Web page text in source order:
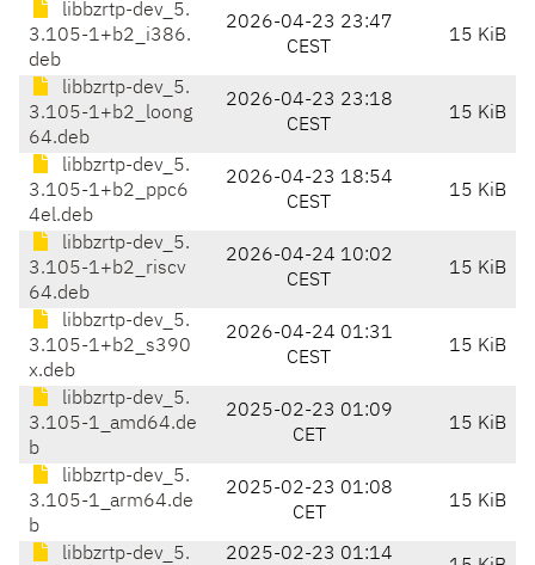
libbzrtp-dev_5.
3.105-1+b2_i386.
deb
2026-04-23 23:47
CEST
15 KiB
libbzrtp-dev_5.
3.105-1+b2_loong
64.deb
2026-04-23 23:18
CEST
15 KiB
libbzrtp-dev_5.
3.105-1+b2_ppc6
4el.deb
2026-04-23 18:54
CEST
15 KiB
libbzrtp-dev_5.
3.105-1+b2_riscv
64.deb
2026-04-24 10:02
CEST
15 KiB
libbzrtp-dev_5.
3.105-1+b2_s390
x.deb
2026-04-24 01:31
CEST
15 KiB
libbzrtp-dev_5.
3.105-1_amd64.de
b
2025-02-23 01:09
CET
15 KiB
libbzrtp-dev_5.
3.105-1_arm64.de
b
2025-02-23 01:08
CET
15 KiB
libbzrtp-dev_5.
2025-02-23 01:14